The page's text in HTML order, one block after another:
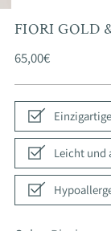
FIORI GOLD
Regular
65,00€
Leicht und